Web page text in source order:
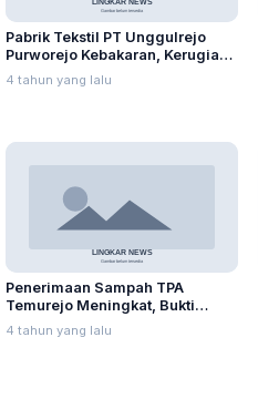
Pabrik Tekstil PT Unggulrejo
Purworejo Kebakaran, Kerugian
Capai Puluhan Juta Rupiah
4 tahun yang lalu
Penerimaan Sampah TPA
Temurejo Meningkat, Bukti
Masyarakat Blora Peduli
Kebersihan
4 tahun yang lalu